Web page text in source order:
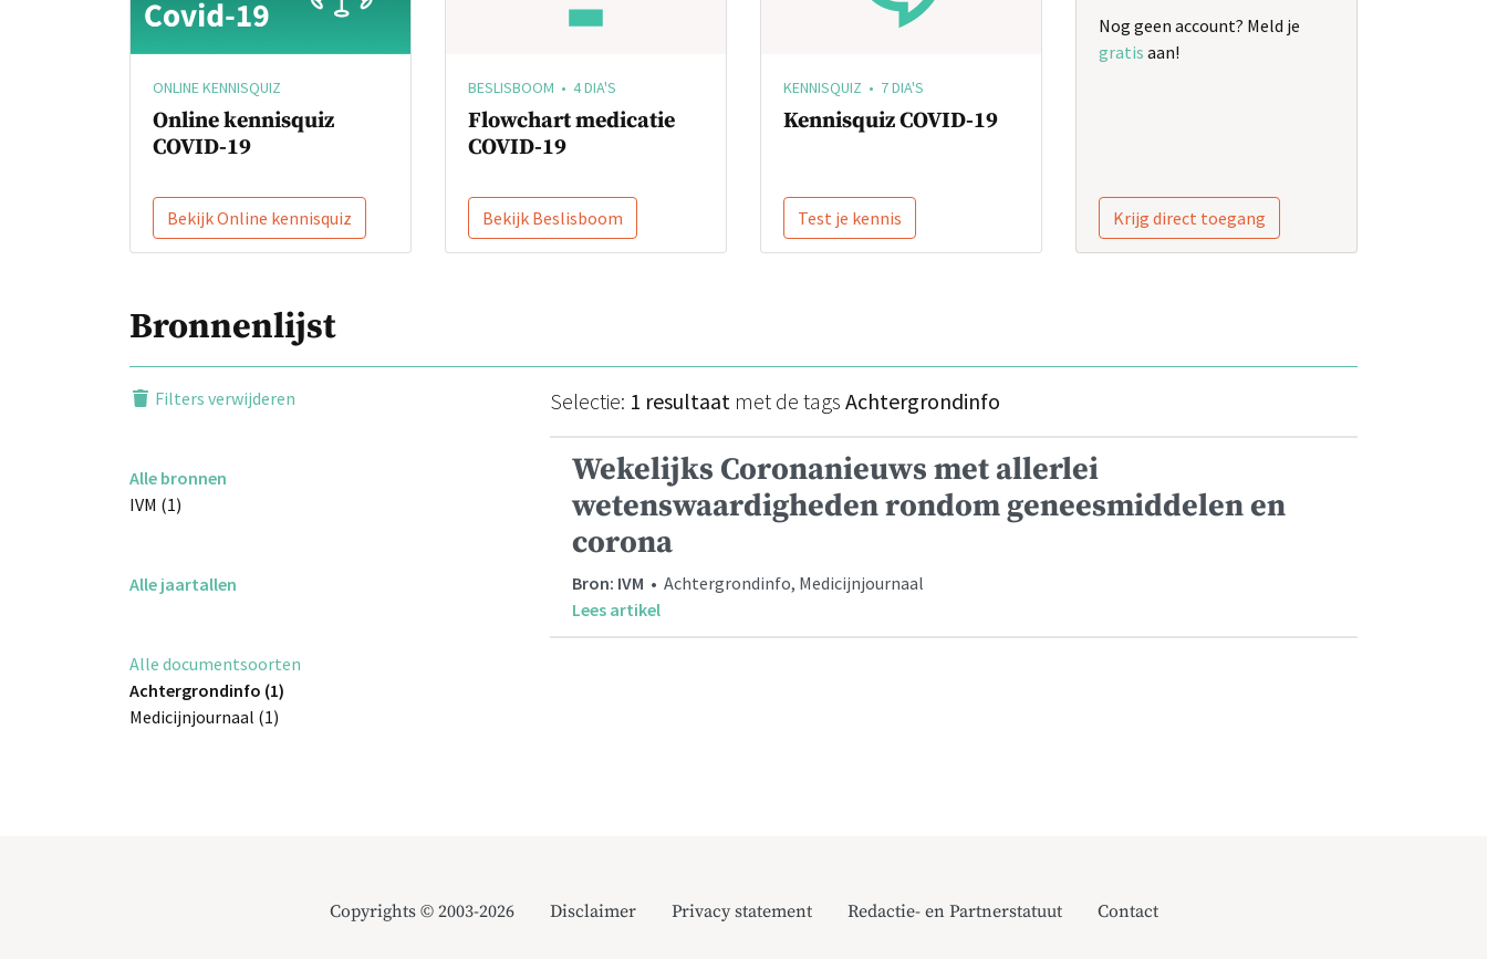
ONLINE KENNISQUIZ
Online kennisquiz
COVID-19
Bekijk Online kennisquiz
BESLISBOOM • 4 DIA'S
Flowchart medicatie
COVID-19
Bekijk Beslisboom
KENNISQUIZ • 7 DIA'S
Kennisquiz COVID-19
Test je kennis
Nog geen account? Meld je
gratis aan!
Krijg direct toegang
Bronnenlijst
Filters verwijderen
Alle bronnen
IVM (1)
Alle jaartallen
Alle documentsoorten
Achtergrondinfo (1)
Medicijnjournaal (1)
Selectie: 1 resultaat met de tags Achtergrondinfo
Wekelijks Coronanieuws met allerlei
wetenswaardigheden rondom geneesmiddelen en
corona
Bron: IVM • Achtergrondinfo, Medicijnjournaal
Lees artikel
Copyrights © 2003-2026 Disclaimer Privacy statement Redactie- en Partnerstatuut Contact